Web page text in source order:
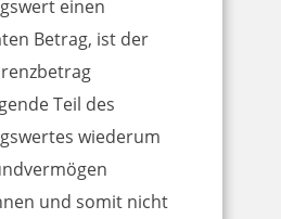
einen
Betrag, ist der
Teil des
wiederum
und somit nicht